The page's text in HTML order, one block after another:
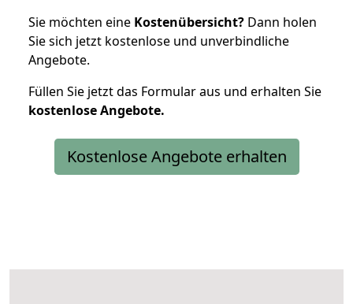
Sie möchten eine Kostenübersicht? Dann holen
Sie sich jetzt kostenlose und unverbindliche
Angebote.
Füllen Sie jetzt das Formular aus und erhalten Sie
kostenloseAngebote.
Kostenlose Angebote erhalten